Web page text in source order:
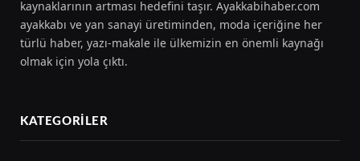
kaynaklarının artması hedefini taşır. Ayakkabihaber.com
ayakkabı ve yan sanayi üretiminden, moda içeriğine her
türlü haber, yazı-makale ile ülkemizin en önemli kaynağı
olmak için yola çıktı.
KATEGORILER